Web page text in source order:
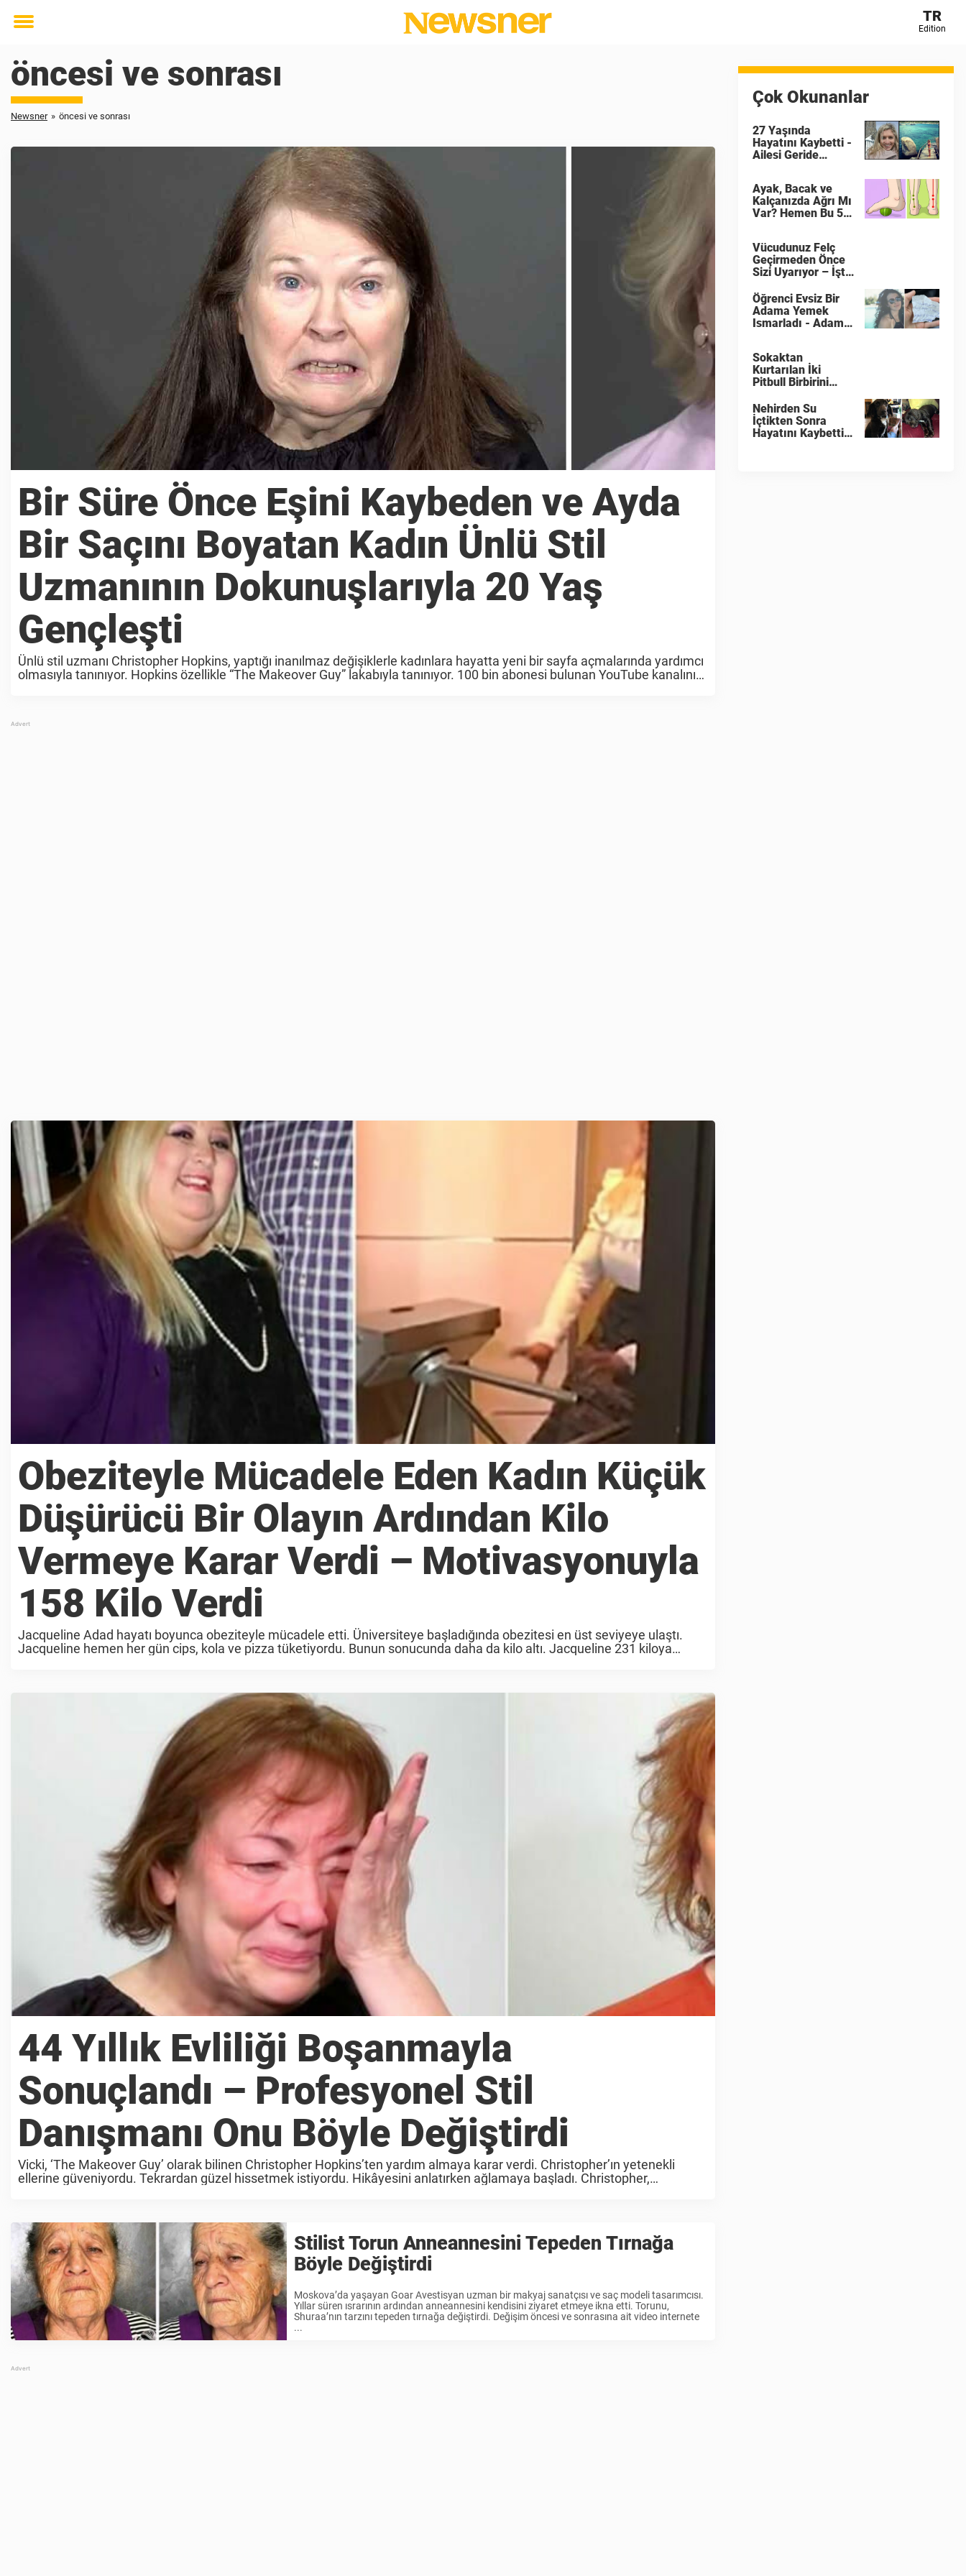
Toggle
TR
Edition
öncesi ve sonrası
Newsner » öncesi ve sonrası
Bir Süre Önce Eşini Kaybeden ve Ayda
Bir Saçını Boyatan Kadın Ünlü Stil
Uzmanının Dokunuşlarıyla 20 Yaş
Gençleşti
Ünlü stil uzmanı Christopher Hopkins, yaptığı inanılmaz değişiklerle kadınlara hayatta yeni bir sayfa açmalarında yardımcı
olmasıyla tanınıyor. Hopkins özellikle “The Makeover Guy” lakabıyla tanınıyor. 100 bin abonesi bulunan YouTube kanalının
Obeziteyle Mücadele Eden Kadın Küçük
Düşürücü Bir Olayın Ardından Kilo
Vermeye Karar Verdi – Motivasyonuyla
158 Kilo Verdi
Jacqueline Adad hayatı boyunca obeziteyle mücadele etti. Üniversiteye başladığında obezitesi en üst seviyeye ulaştı.
Jacqueline hemen her gün cips, kola ve pizza tüketiyordu. Bunun sonucunda daha da kilo altı. Jacqueline 231 kiloya
44 Yıllık Evliliği Boşanmayla
Sonuçlandı – Profesyonel Stil
Danışmanı Onu Böyle Değiştirdi
Vicki, ‘The Makeover Guy’ olarak bilinen Christopher Hopkins’ten yardım almaya karar verdi. Christopher’ın yetenekli
ellerine güveniyordu. Tekrardan güzel hissetmek istiyordu. Hikâyesini anlatırken ağlamaya başladı. Christopher,
Stilist Torun Anneannesini Tepeden Tırnağa
Böyle Değiştirdi
Moskova’da yaşayan Goar Avestisyan uzman bir makyaj sanatçısı ve saç modeli tasarımcısı.
Yıllar süren ısrarının ardından anneannesini kendisini ziyaret etmeye ikna etti. Torunu,
Shuraa’nın tarzını tepeden tırnağa değiştirdi. Değişim öncesi ve sonrasına ait video internete
...
Çok Okunanlar
27 Yaşında
Hayatını Kaybetti -
Ailesi Geride
24 Saat Sonra
Vardı
Ayak, Bacak ve
Kalçanızda Ağrı Mı
Var? Hemen Bu 5
Vücudunuz Felç
Geçirmeden Önce
Sizi Uyarıyor – İşte
Üzere
Olduğunuzun 8
İşareti
Öğrenci Evsiz Bir
Adama Yemek
Ismarladı - Adamın
Okuyanları
Duygulandırdı
Sokaktan
Kurtarılan İki
Pitbull Birbirini
Dans Etmeye
Başladı
Nehirden Su
İçtikten Sonra
Hayatını Kaybetti -